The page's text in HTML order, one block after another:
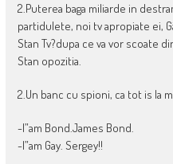
2.Puterea baga miliarde in
partidulete, noi tv apropiate ei,
Stan Tv?dupa ce va vor scoate
Stan opozitia.
2.Un banc cu spioni, ca tot is la
-I”am Bond.James Bond.
-I”am Gay. Sergey!!